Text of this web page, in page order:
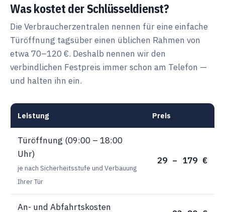
Was kostet der Schlüsseldienst?
Die Verbraucherzentralen nennen für eine einfache
Türöffnung tagsüber einen üblichen Rahmen von
etwa 70–120 €. Deshalb nennen wir den
verbindlichen Festpreis immer schon am Telefon —
und halten ihn ein.
Leistung Preis
Türöffnung (09:00 – 18:00
Uhr)
je nach Sicherheitsstufe und Verbauung
Ihrer Tür
29 – 179 €
An- und Abfahrtskosten